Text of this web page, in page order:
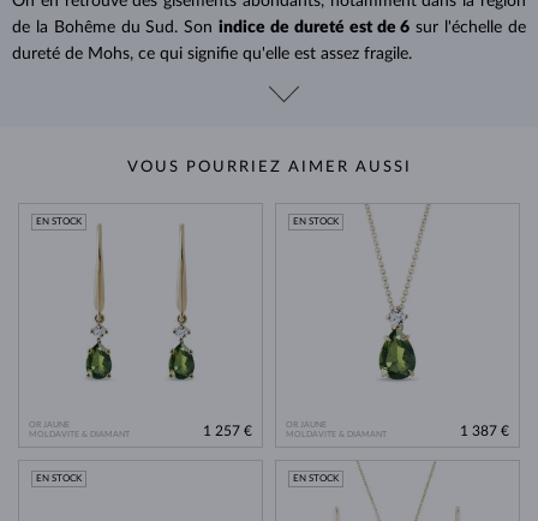
de la Bohême du Sud. Son indice de dureté est de 6 sur l'échelle de
dureté de Mohs, ce qui signifie qu'elle est assez fragile.
VOUS POURRIEZ AIMER AUSSI
OR JAUNE
MOLDAVITE & DIAMANT
EN STOCK
1 257 €
OR JAUNE
MOLDAVITE & DIAMANT
EN STOCK
1 387 €
EN STOCK EN STOCK